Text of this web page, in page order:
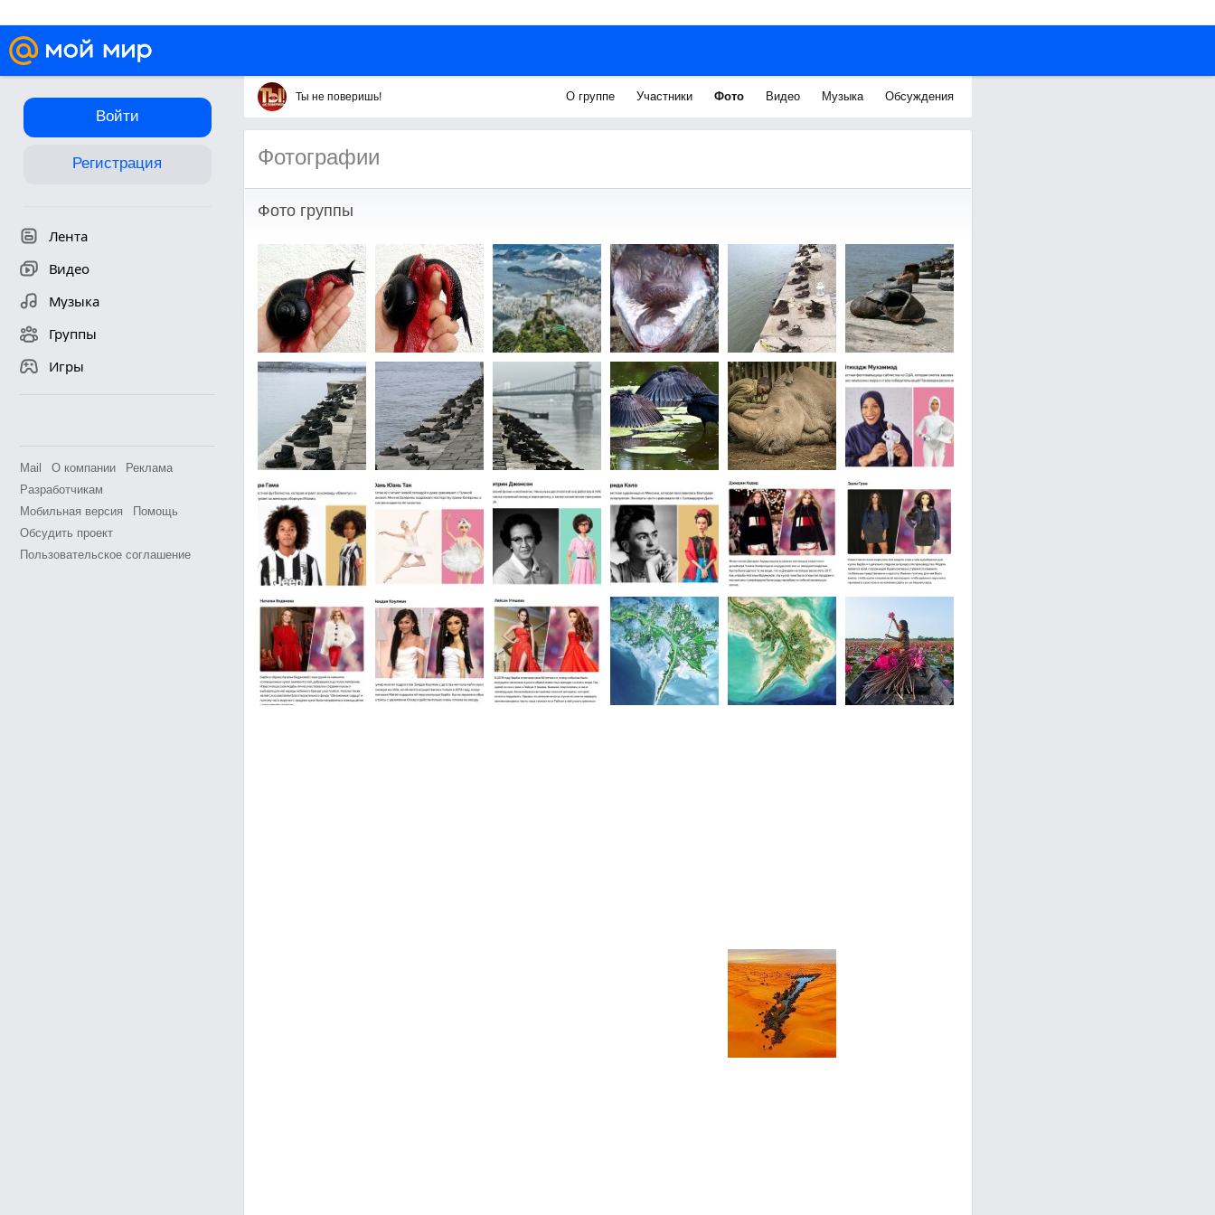
Войти
Регистрация
Лента
Видео
Музыка
Группы
Игры
Mail О компании
Реклама
Разработчикам
Мобильная версия
Помощь
Обсудить проект
Пользовательское соглашение
Ты не поверишь! О группе Участники Фото Видео Музыка Обсуждения
Фотографии
Фото группы